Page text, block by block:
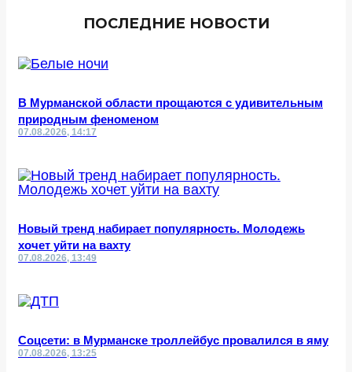
ПОСЛЕДНИЕ НОВОСТИ
В Мурманской области прощаются с удивительным
природным феноменом
07.08.2026, 14:17
Новый тренд набирает популярность. Молодежь
хочет уйти на вахту
07.08.2026, 13:49
Соцсети: в Мурманске троллейбус провалился в яму
07.08.2026, 13:25